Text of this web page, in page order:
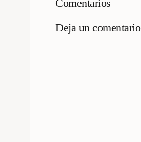
Comentarios
Deja un comentario